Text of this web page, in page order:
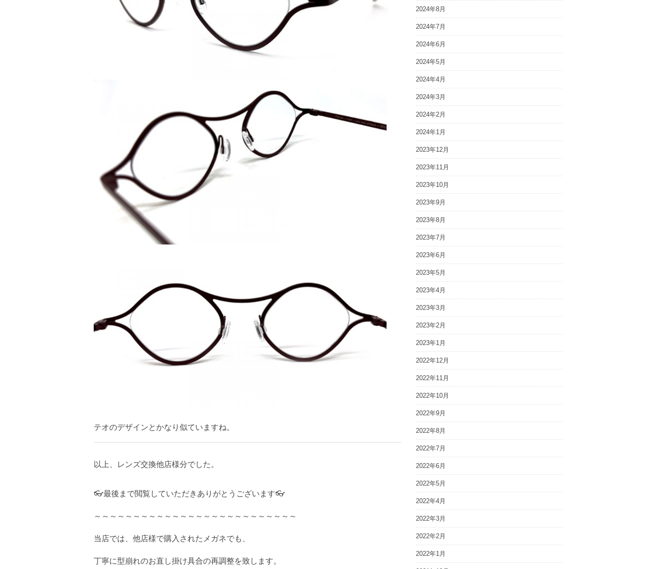
テオのデザインとかなり似ていますね。
以上、レンズ交換他店様分でした。
👓最後まで閲覧していただきありがとうございます👓
～～～～～～～～～～～～～～～～～～～～～～～～～～
当店では、他店様で購入されたメガネでも、
丁寧に型崩れのお直し掛け具合の再調整を致します。
2024年8月
2024年7月
2024年6月
2024年5月
2024年4月
2024年3月
2024年2月
2024年1月
2023年12月
2023年11月
2023年10月
2023年9月
2023年8月
2023年7月
2023年6月
2023年5月
2023年4月
2023年3月
2023年2月
2023年1月
2022年12月
2022年11月
2022年10月
2022年9月
2022年8月
2022年7月
2022年6月
2022年5月
2022年4月
2022年3月
2022年2月
2022年1月